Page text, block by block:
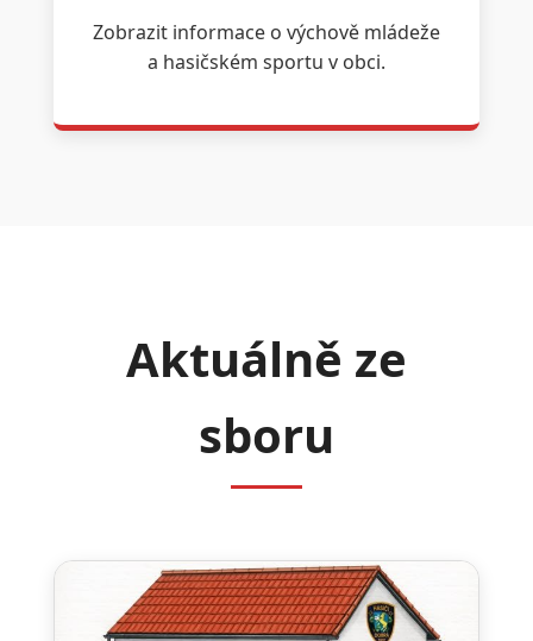
Zobrazit informace o výchově mládeže
a hasičském sportu v obci.
Aktuálně ze
sboru